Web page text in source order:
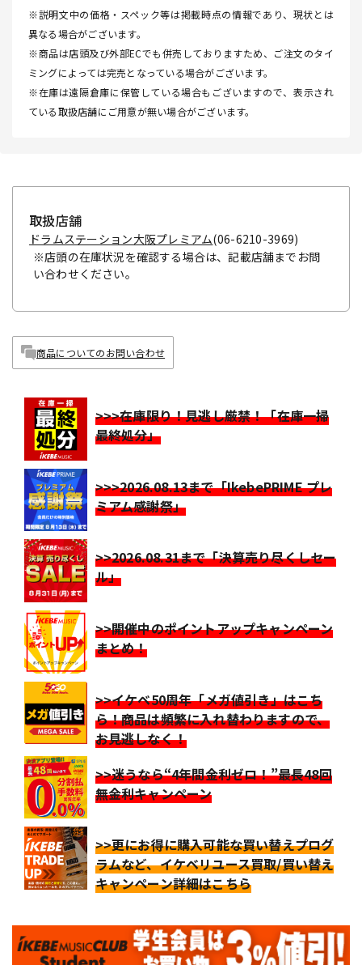
※説明文中の価格・スペック等は掲載時点の情報であり、現状とは
異なる場合がございます。
※商品は店頭及び外部ECでも併売しておりますため、ご注文のタイ
ミングによっては完売となっている場合がございます。
※在庫は遠隔倉庫に保管している場合もございますので、表示され
ている取扱店舗にご用意が無い場合がございます。
取扱店舗
ドラムステーション大阪プレミアム(06-6210-3969)
※店頭の在庫状況を確認する場合は、記載店舗までお問
い合わせください。
商品についてのお問い合わせ
>>>在庫限り！見逃し厳禁！「在庫一掃
最終処分」
>>>2026.08.13まで「IkebePRIME プレ
ミアム感謝祭」
>>2026.08.31まで「決算売り尽くしセー
ル」
>>開催中のポイントアップキャンペーン
まとめ！
>>イケベ50周年「メガ値引き」はこち
ら！商品は頻繁に入れ替わりますので、
お見逃しなく！
>>迷うなら“4年間金利ゼロ！”最長48回
無金利キャンペーン
>>更にお得に購入可能な買い替えプログ
ラムなど、イケベリユース買取/買い替え
キャンペーン詳細はこちら